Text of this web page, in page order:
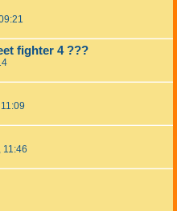
fighter 4 ???
11:46